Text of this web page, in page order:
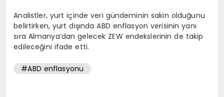
Analistler, yurt içinde veri gündeminin sakin olduğunu
belirtirken, yurt dışında ABD enflasyon verisinin yanı
sıra Almanya’dan gelecek ZEW endekslerinin de takip
edileceğini ifade etti.
#ABD enflasyonu